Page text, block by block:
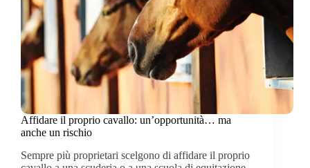
Affidare il proprio cavallo: un’opportunità… ma
anche un rischio
Sempre più proprietari scelgono di affidare il proprio